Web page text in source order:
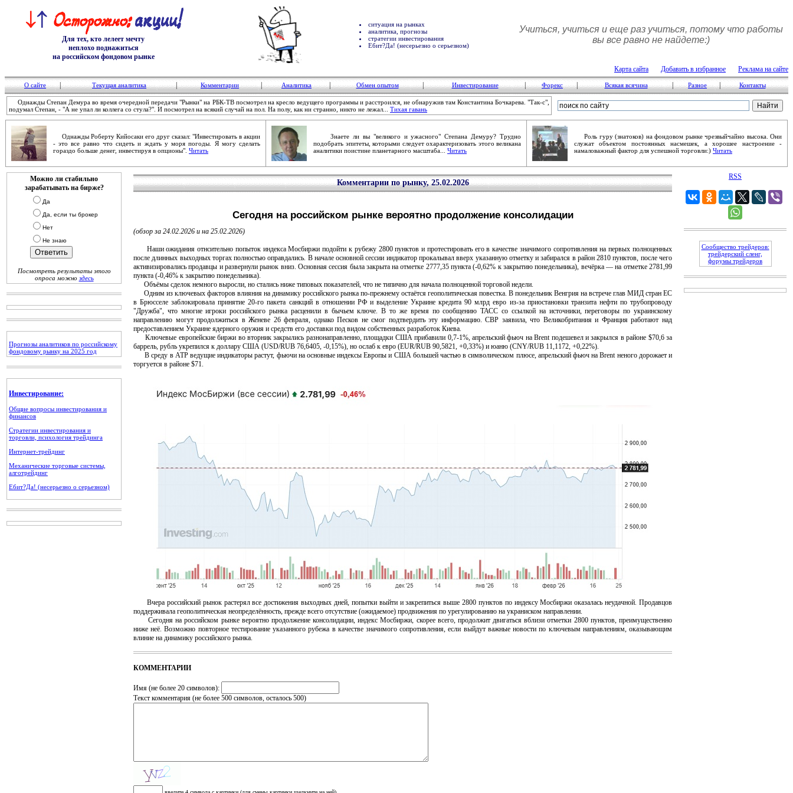
Для тех, кто лелеет мечту
неплохо поднажиться
на российском фондовом рынке
ситуация на рынках
аналитика, прогнозы
стратегии инвестирования
Ебит?Да! (несерьезно о серьезном)
Учиться, учиться и еще раз учиться, потому что работы
вы все равно не найдете:)
Карта сайта Добавить в избранное Реклама на сайте
О сайте Текущая аналитика Комментарии Аналитика Обмен опытом Инвестирование Форекс Всякая всячина Разное Контакты
Однажды Степан Демура во время очередной передачи "Рынки" на РБК-ТВ посмотрел на кресло ведущего программы и расстроился, не обнаружив там Константина Бочкарева. "Так-с",
подумал Степан, - "А не упал ли коллега со стула?". И посмотрел на всякий случай на пол. На полу, как ни странно, никто не лежал... Тихая гавань
Однажды Роберту Кийосаки его друг сказал: "Инвестировать в акции
- это все равно что сидеть и ждать у моря погоды. Я могу сделать
гораздо больше денег, инвестируя в опционы". Читать
Знаете ли вы "великого и ужасного" Степана Демуру? Трудно
подобрать эпитеты, которыми следует охарактеризовать этого великана
аналитики поистине планетарного масштаба... Читать
Роль гуру (знатоков) на фондовом рынке чрезвыйчайно высока. Они
служат объектом постоянных насмешек, а хорошее настроение -
намаловажный фактор для успешной торговли:) Читать
Можно ли стабильно
зарабатывать на бирже?
Да
Да, если ты брокер
Нет
Не знаю
Посмотреть результаты этого
опроса можно здесь
Прогнозы аналитиков по российскому
фондовому рынку на 2025 год
Инвестирование:
Общие вопросы инвестирования и
финансов
Стратегии инвестирования и
торговли, психология трейдинга
Интернет-трейдинг
Механические торговые системы,
алготрейдинг
Ебит?Да! (несерьезно о серьезном)
Комментарии по рынку, 25.02.2026
Сегодня на российском рынке вероятно продолжение консолидации
(обзор за 24.02.2026 и на 25.02.2026)
Наши ожидания отнсительно попыток индекса Мосбиржи подойти к рубежу 2800 пунктов и протестировать его в качестве значимого сопротивления на первых полноценных
после длинных выходных торгах полностью оправдались. В начале основной сессии индикатор прокалывал вверх указанную отметку и забирался в район 2810 пунктов, после чего
активизировались продавцы и развернули рынок вниз. Основная сессия была закрыта на отметке 2777,35 пункта (-0,62% к закрытию понедельника), вечёрка — на отметке 2781,99
пункта (-0,46% к закрытию понедельника).
Объёмы сделок немного выросли, но стались ниже типовых показателей, что не типично для начала полноценной торговой недели.
Одним из ключевых факторов влияния на динамику российского рынка по-прежнему остаётся геополитическая повестка. В понедельник Венгрия на встрече глав МИД стран ЕС
в Брюсселе заблокировала принятие 20-го пакета санкций в отношении РФ и выделение Украине кредита 90 млрд евро из-за приостановки транзита нефти по трубопроводу
"Дружба", что многие игроки российского рынка расценили в бычьем ключе. В то же время по сообщению ТАСС со ссылкой на источники, переговоры по украинскому
направлению могут продолжиться в Женеве 26 февраля, однако Песков не смог подтвердить эту информацию. СВР заявила, что Великобритания и Франция работают над
предоставлением Украине ядерного оружия и средств его доставки под видом собственных разработок Киева.
Ключевые европейские биржи во вторник закрылись разнонаправленно, площадки США прибавили 0,7-1%, апрельский фьюч на Brent подешевел и закрылся в районе $70,6 за
баррель, рубль укрепился к доллару США (USD/RUB 76,6405, -0,15%), но ослаб к евро (EUR/RUB 90,5821, +0,33%) и юаню (CNY/RUB 11,1172, +0,22%).
В среду в АТР ведущие индикаторы растут, фьючи на основные индексы Европы и США большей частью в символическом плюсе, апрельский фьюч на Brent неного дорожает и
торгуется в районе $71.
Вчера российский рынок растерял все достижения выходных дней, попытки выйти и закрепиться выше 2800 пунктов по индексу Мосбиржи оказалась неудачной. Продавцов
поддерживала геополитическая неопределённость, прежде всего отсутствие (ожидаемое) продвижения по урегулированию на украниском направлении.
Сегодня на российском рынке вероятно продолжение консолидации, индекс Мосбиржи, скорее всего, продолжит двигаться вблизи отметки 2800 пунктов, преимущественно
ниже неё. Возможно повторное тестирование указанного рубежа в качестве значимого сопротивления, если выйдут важные новости по ключевым направлениям, оказывающим
влиние на динамику российского рынка.
КОММЕНТАРИИ
Имя (не более 20 символов):
Текст комментария (не более 500 символов, осталось 500)
RSS
Сообщество трейдеров:
трейдерский сленг,
форумы трейдеров